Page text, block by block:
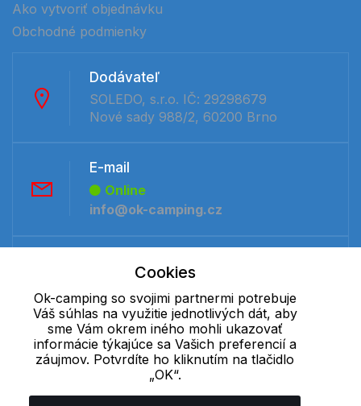
Ako vytvoriť objednávku
Obchodné podmienky
Dodávateľ
SOLEDO, s.r.o. IČ: 29298679
Nové sady 988/2, 60200 Brno
E-mail
Online
info@ok-camping.cz
Offline
+421 277 270 091
Cookie - podrobné nastavenie| Ďalšie informácie|Spracovanie
osobných údajov
Cookies
Ok-camping so svojimi partnermi potrebuje
Váš súhlas na využitie jednotlivých dát, aby
sme Vám okrem iného mohli ukazovať
informácie týkajúce sa Vašich preferencií a
záujmov. Potvrdíte ho kliknutím na tlačidlo
„OK“.